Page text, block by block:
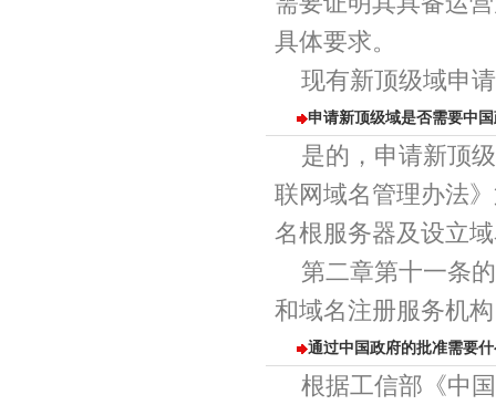
具体要求。
现有新顶级域申
申请新顶级域是否需要中
是的，申请新顶
联网域名管理办法
名根服务器及设立
第二章第十一条
和域名注册服务机
通过中国政府的批准需要
根据工信部《中